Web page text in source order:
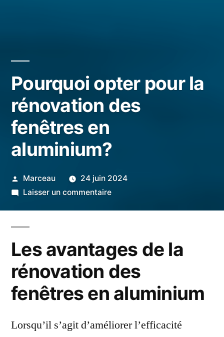
Pourquoi opter pour la
rénovation des
fenêtres en
aluminium?
Publié
par
Marceau
24 juin 2024
Laisser un commentairesur
la
rénovation
des
fenêtres
Les avantages de la
rénovation des
fenêtres en aluminium
Lorsqu’il s’agit d’améliorer l’efficacité